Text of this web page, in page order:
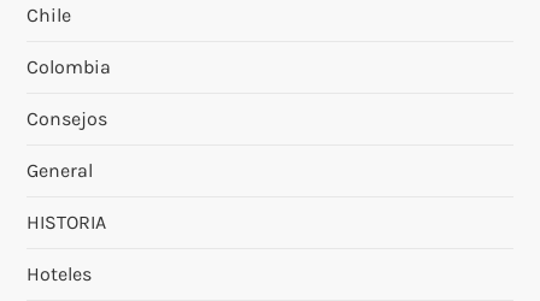
Chile
Colombia
Consejos
General
HISTORIA
Hoteles